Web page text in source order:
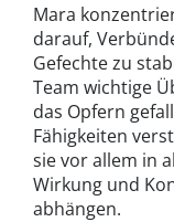
Mara
darauf,
Gefechte zu
Team wichtige
das Opfern
Fähigkeiten
sie vor allem in
Wirkung und
abhängen.